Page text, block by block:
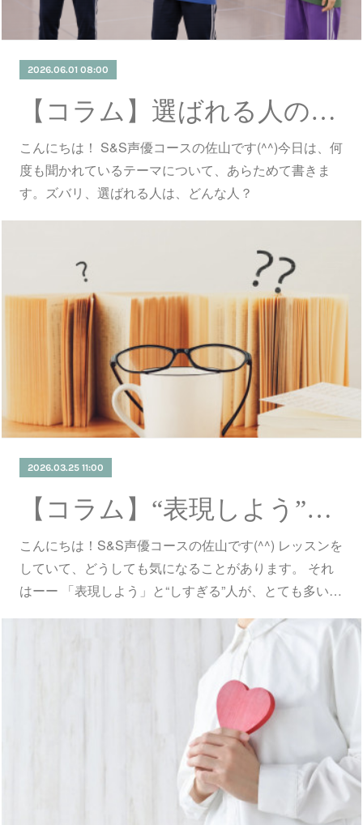
2026.06.01 08:00
【コラム】選ばれる人の“在り方”。
こんにちは！ S&S声優コースの佐山です(^^)今日は、何
度も聞かれているテーマについて、あらためて書きま
す。ズバリ、選ばれる人は、どんな人？
2026.03.25 11:00
【コラム】“表現しよう”とするほど、芝居は嘘になる。
こんにちは！S&S声優コースの佐山です(^^) レッスンを
していて、どうしても気になることがあります。 それ
はーー 「表現しよう」と“しすぎる”人が、とても多い…